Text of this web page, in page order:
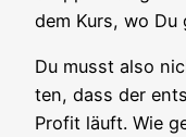
dem Kurs, wo
Du musst also
ten, dass der
Pro­fit läuft. Wie